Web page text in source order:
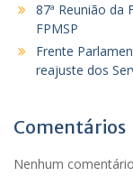
87ª Reunião da
FPMSP
Frente
reajuste dos
Comentários
Nenhum